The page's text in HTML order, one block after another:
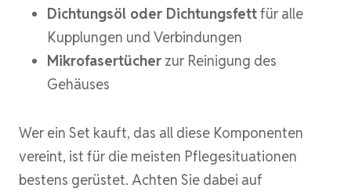
Dichtungsöl oder Dichtungsfettfür alle
Kupplungen und Verbindungen
Mikrofasertücher zur Reinigung des
Gehäuses
Wer ein Set kauft, das all diese Komponenten
vereint, ist für die meisten Pflegesituationen
bestens gerüstet. Achten Sie dabei auf